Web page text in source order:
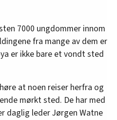
7000 ungdommer innom
fra mange av dem er
er ikke bare et vondt sted
at noen reiser herfra og
mørkt sted. De har med
daglig leder Jørgen Watne